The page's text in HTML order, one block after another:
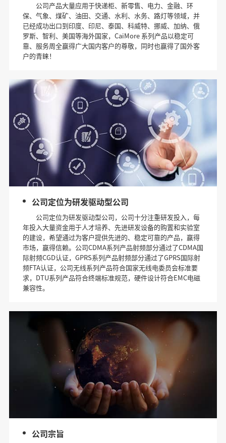
公司产品大量应用于快递柜、新零售、电力、金融、环
保、气象、煤矿、油田、交通、水利、水务、路灯等领域，并
已经成功出口到印度、印尼、泰国、科威特、挪威、加纳、俄
罗斯、智利、美国等海外国家，CaiMore 系列产品以稳定可
靠、服务周全赢得广大国内客户的尊敬，同时也赢得了国外客
户的青睐！
公司定位为研发驱动型公司
公司定位为研发驱动型公司，公司十分注重研发投入，每
年投入大量资金用于人才培养、先进研发设备的购置和实验室
的建设，希望通过为客户提供先进的、稳定可靠的产品，赢得
市场，赢得信赖。公司CDMA系列产品射频部分通过了CDMA国
际射频CGD认证，GPRS系列产品射频部分通过了GPRS国际射
频FTA认证，公司无线系列产品符合国家无线电委员会标准要
求，DTU系列产品符合终端标准规范，硬件设计符合EMC电磁
兼容性。
公司宗旨